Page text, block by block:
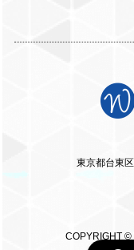
東京都台東
COPYRIGHT ©